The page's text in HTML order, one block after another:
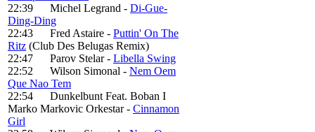
22:39 Michel Legrand - Di-Gue-
Ding-Ding
22:43 Fred Astaire - Puttin' On The
Ritz (Club Des Belugas Remix)
22:47 Parov Stelar - Libella Swing
22:52 Wilson Simonal - Nem Oem
Que Nao Tem
22:54 Dunkelbunt Feat. Boban I
Marko Markovic Orkestar - Cinnamon
Girl